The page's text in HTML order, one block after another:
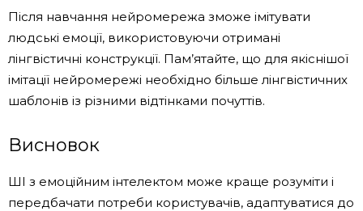
Після навчання нейромережа зможе імітувати
людські емоції, використовуючи отримані
лінгвістичні конструкції. Пам’ятайте, що для якіснішої
імітації нейромережі необхідно більше лінгвістичних
шаблонів із різними відтінками почуттів.
Висновок
ШІ з емоційним інтелектом може краще розуміти і
передбачати потреби користувачів, адаптуватися до